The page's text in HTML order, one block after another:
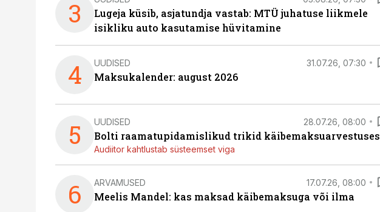
3
Lugeja küsib, asjatundja vastab: MTÜ juhatuse liikmele
isikliku auto kasutamise hüvitamine
4 UUDISED 31.07.26, 07:30
Maksukalender: august 2026
5 UUDISED 28.07.26, 08:00
Bolti raamatupidamislikud trikid käibemaksuarvestuses
Audiitor kahtlustab süsteemset viga
6 ARVAMUSED 17.07.26, 08:00
Meelis Mandel: kas maksad käibemaksuga või ilma